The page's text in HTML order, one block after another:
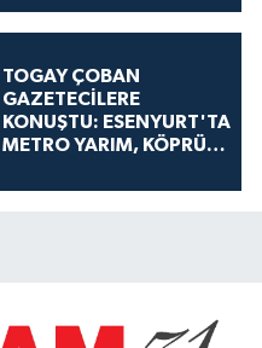
TOGAY ÇOBAN
GAZETECİLERE
KONUŞTU: ESENYURT'TA
METRO YARIM, KÖPRÜ
KOKUYOR!